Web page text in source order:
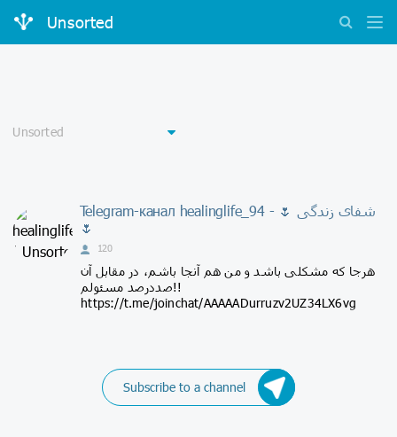
Unsorted
Telegram-канал healinglife_94 - 🌷 شفای زندگی
🌷
120
هرجا که مشکلی باشد و من هم آنجا باشم، در مقابل آن
صددرصد مسئولم!!
https://t.me/joinchat/AAAAADurruzv2UZ34LX6vg
Subscribe to a channel